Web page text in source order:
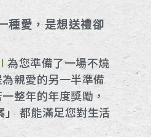
種愛，是想送禮卻
為您準備了一場不燒
親愛的另一半準備
整年的年度獎勵，
」 都能滿足您對生活